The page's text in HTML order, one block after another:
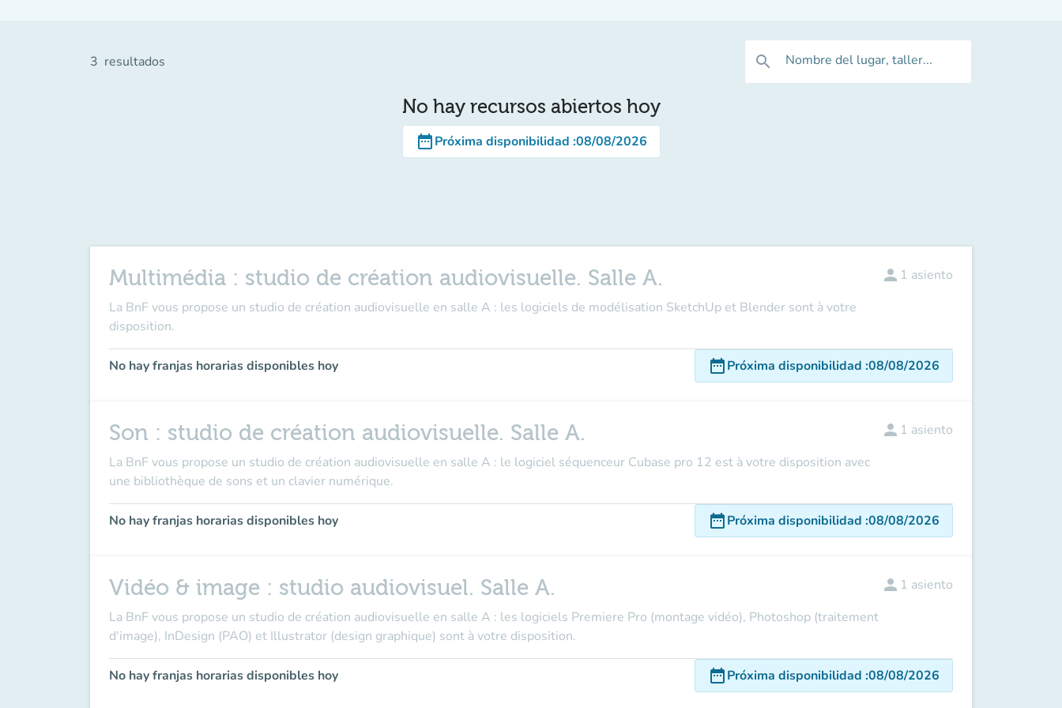
3 resultados search Nombre del lugar, taller...
No hay recursos abiertos hoy
date_rangePróxima disponibilidad :08/08/2026
Multimédia : studio de création audiovisuelle. Salle A.
La BnF vous propose un studio de création audiovisuelle en salle A : les logiciels de modélisation SketchUp et Blender sont à votre
disposition.
person 1 asiento
No hay franjas horarias disponibles hoy date_rangePróxima disponibilidad :08/08/2026
Son : studio de création audiovisuelle. Salle A.
La BnF vous propose un studio de création audiovisuelle en salle A : le logiciel séquenceur Cubase pro 12 est à votre disposition avec
une bibliothèque de sons et un clavier numérique.
person 1 asiento
No hay franjas horarias disponibles hoy date_rangePróxima disponibilidad :08/08/2026
Vidéo & image : studio audiovisuel. Salle A.
La BnF vous propose un studio de création audiovisuelle en salle A : les logiciels Premiere Pro (montage vidéo), Photoshop (traitement
d'image), InDesign (PAO) et Illustrator (design graphique) sont à votre disposition.
person 1 asiento
No hay franjas horarias disponibles hoy date_rangePróxima disponibilidad :08/08/2026